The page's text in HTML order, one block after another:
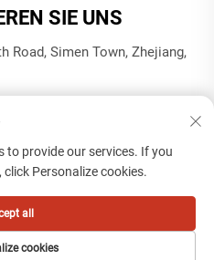
SIE UNS
Road, Simen Town, Zhejiang,
to provide our services. If you
Personalize cookies.
cookies
all